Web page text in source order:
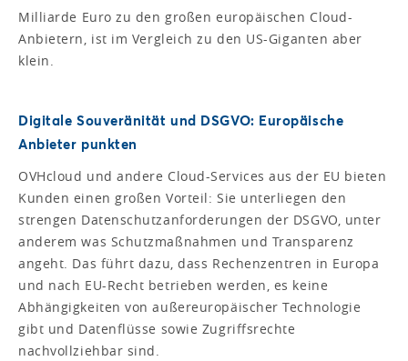
Milliarde Euro zu den großen europäischen Cloud-
Anbietern, ist im Vergleich zu den US-Giganten aber
klein.
Digitale Souveränität und DSGVO: Europäische
Anbieter punkten
OVHcloud und andere Cloud-Services aus der EU bieten
Kunden einen großen Vorteil: Sie unterliegen den
strengen Datenschutzanforderungen der DSGVO, unter
anderem was Schutzmaßnahmen und Transparenz
angeht. Das führt dazu, dass Rechenzentren in Europa
und nach EU-Recht betrieben werden, es keine
Abhängigkeiten von außereuropäischer Technologie
gibt und Datenflüsse sowie Zugriffsrechte
nachvollziehbar sind.